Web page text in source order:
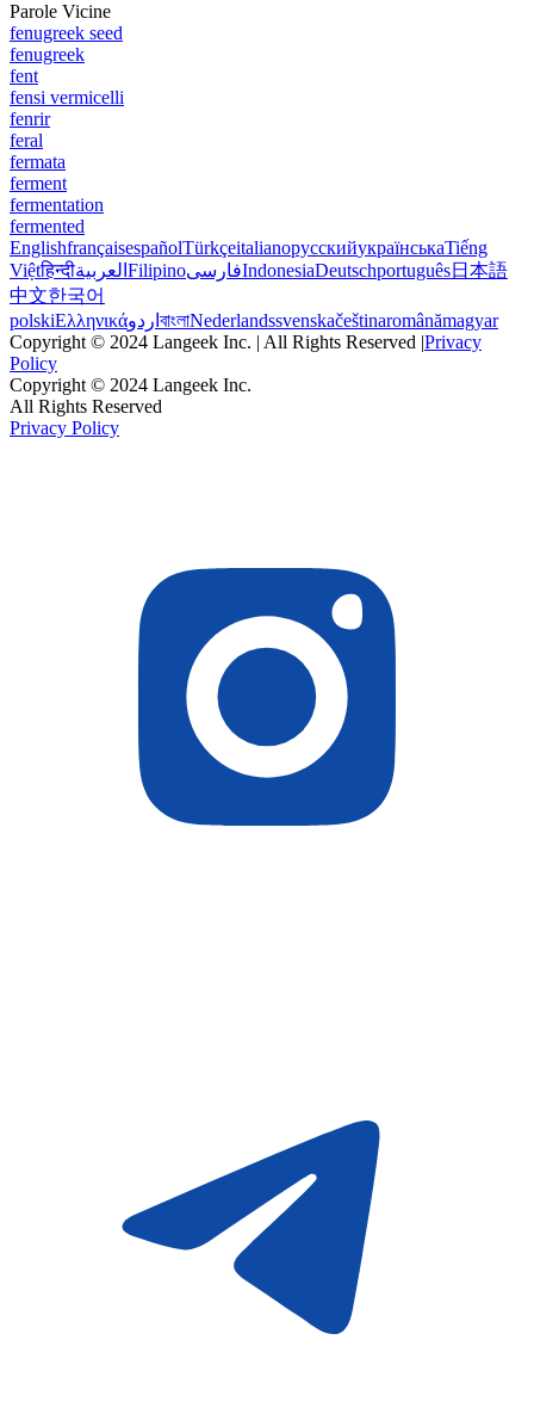
Parole Vicine
fenugreek seed
fenugreek
fent
fensi vermicelli
fenrir
feral
fermata
ferment
fermentation
fermented
EnglishfrançaisespañolTürkçeitalianoрусскийукраїнськаTiếng
Việtहिन्दीالعربية FilipinoفارسیIndonesiaDeutschportuguês日本語
中文한국어
polskiΕλληνικάاردو বাংলাNederlandssvenskačeštinaromânămagyar
Copyright © 2024 Langeek Inc. | All Rights Reserved |Privacy
Policy
Copyright © 2024 Langeek Inc.
All Rights Reserved
Privacy Policy